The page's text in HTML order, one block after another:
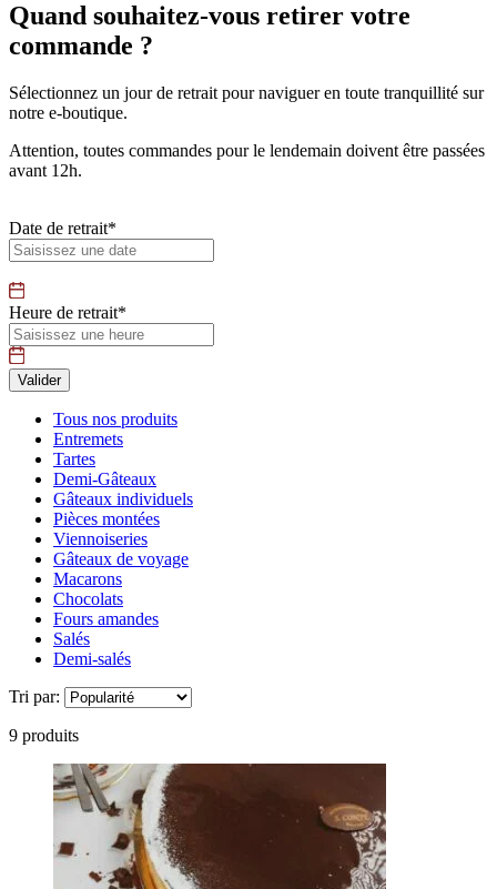
Quand souhaitez-vous retirer votre
commande ?
Sélectionnez un jour de retrait pour naviguer en toute tranquillité sur
notre e-boutique.
Attention, toutes commandes pour le lendemain doivent être passées
avant 12h.
Date de retrait*
Heure de retrait*
Tous nos produits
Entremets
Tartes
Demi-Gâteaux
Gâteaux individuels
Pièces montées
Viennoiseries
Gâteaux de voyage
Macarons
Chocolats
Fours amandes
Salés
Demi-salés
Tri par:
9 produits